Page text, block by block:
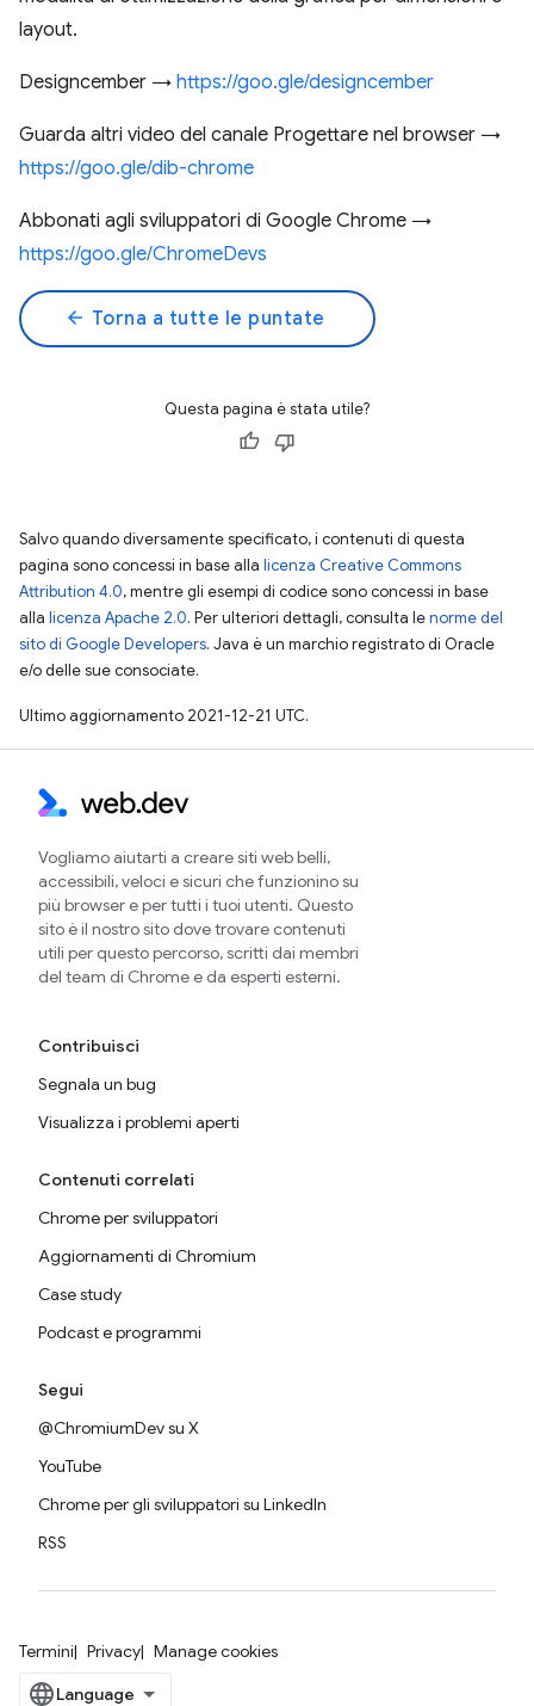
layout.
Designcember → https://goo.gle/designcember
Guarda altri video del canale Progettare nel browser →
https://goo.gle/dib-chrome
Abbonati agli sviluppatori di Google Chrome →
https://goo.gle/ChromeDevs
arrow_back Torna a tutte le puntate
Questa pagina è stata utile?
Salvo quando diversamente specificato, i contenuti di questa
pagina sono concessi in base alla licenza Creative Commons
Attribution 4.0, mentre gli esempi di codice sono concessi in base
alla licenza Apache 2.0. Per ulteriori dettagli, consulta lenorme del
sito di Google Developers. Java è un marchio registrato di Oracle
e/o delle sue consociate.
Ultimo aggiornamento 2021-12-21 UTC.
Vogliamo aiutarti a creare siti web belli,
accessibili, veloci e sicuri che funzionino su
più browser e per tutti i tuoi utenti. Questo
sito è il nostro sito dove trovare contenuti
utili per questo percorso, scritti dai membri
del team di Chrome e da esperti esterni.
Contribuisci
Segnala un bug
Visualizza i problemi aperti
Contenuti correlati
Chrome per sviluppatori
Aggiornamenti di Chromium
Case study
Podcast e programmi
Segui
@ChromiumDev su X
YouTube
Chrome per gli sviluppatori su LinkedIn
RSS
Termini Privacy Manage cookies